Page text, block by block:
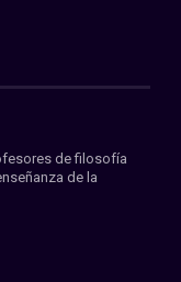
de filosofía
de la